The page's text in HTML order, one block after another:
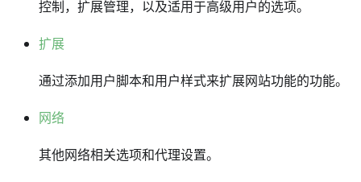
控制，扩展管理，以及适用于高级用户的选项。
扩展
通过添加用户脚本和用户样式来扩展网站功能的功能。
网络
其他网络相关选项和代理设置。